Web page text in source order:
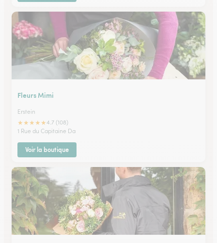
Fleurs Mimi
Erstein
★★★★★4.7 (108)
1 Rue du Capitaine Da
Voir la boutique